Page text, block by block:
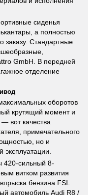
сиденья
а полностью
заказу. Стандартные
GmbH. В передней
отделение
оборотов
крутящий момент и
вот качества
примечательного
но и
эксплуатации.
420-сильный 8-
витком развития
бензина FSI.
автомобиль Audi R8 /